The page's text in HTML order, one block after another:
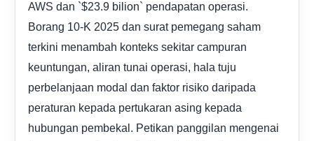
AWS dan `$23.9 bilion` pendapatan operasi.
Borang 10-K 2025 dan surat pemegang saham
terkini menambah konteks sekitar campuran
keuntungan, aliran tunai operasi, hala tuju
perbelanjaan modal dan faktor risiko daripada
peraturan kepada pertukaran asing kepada
hubungan pembekal. Petikan panggilan mengenai